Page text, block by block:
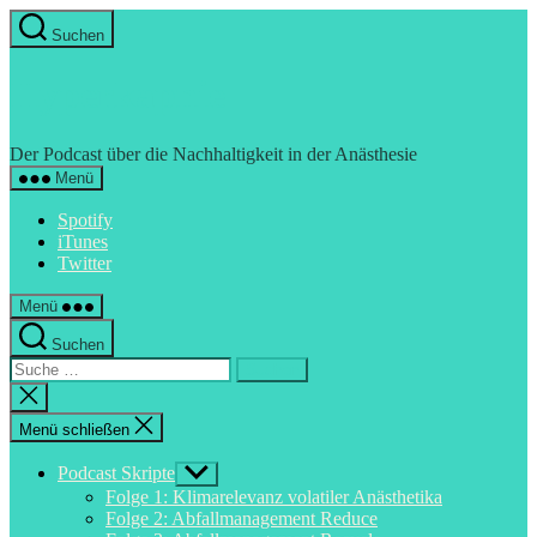
Direkt
zum Suchen
Der Podcast über die Nachhaltigkeit in der Anästhesie
Menü
Spotify
iTunes
Twitter
Menü
Suchen
Suche
nach:
Suche
schließen
Menü schließen
Podcast Skripte Untermenü
anzeigen
Folge 1: Klimarelevanz volatiler Anästhetika
Folge 2: Abfallmanagement Reduce